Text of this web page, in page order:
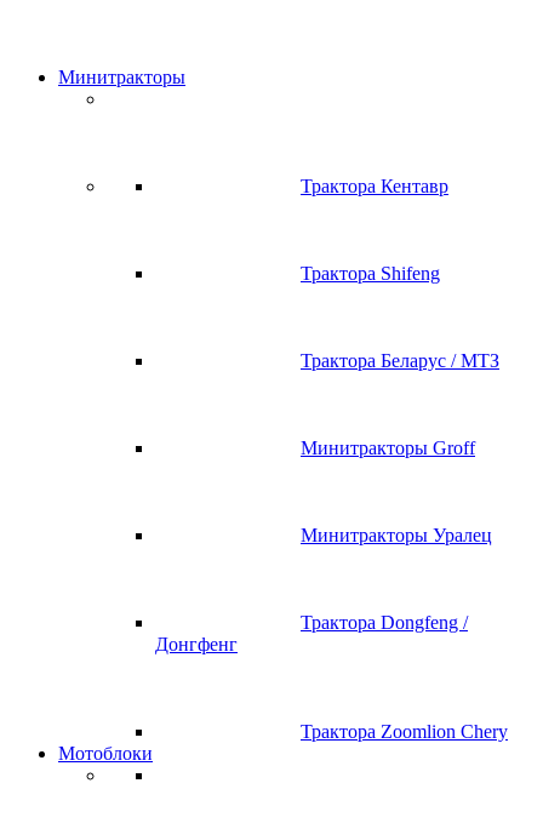
Минитракторы
Трактора Кентавр
Трактора Shifeng
Трактора Беларус / МТЗ
Минитракторы Groff
Минитракторы Уралец
Трактора Dongfeng /
Донгфенг
Трактора Zoomlion Chery
Мотоблоки